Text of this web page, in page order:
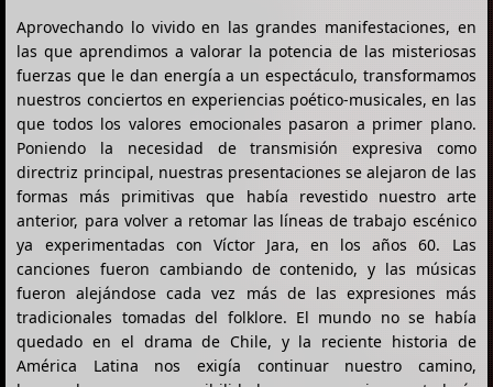
Aprovechando lo vivido en las grandes manifestaciones, en
las que aprendimos a valorar la potencia de las misteriosas
fuerzas que le dan energía a un espectáculo, transformamos
nuestros conciertos en experiencias poético-musicales, en las
que todos los valores emocionales pasaron a primer plano.
Poniendo la necesidad de transmisión expresiva como
directriz principal, nuestras presentaciones se alejaron de las
formas más primitivas que había revestido nuestro arte
anterior, para volver a retomar las líneas de trabajo escénico
ya experimentadas con Víctor Jara, en los años 60. Las
canciones fueron cambiando de contenido, y las músicas
fueron alejándose cada vez más de las expresiones más
tradicionales tomadas del folklore. El mundo no se había
quedado en el drama de Chile, y la reciente historia de
América Latina nos exigía continuar nuestro camino,